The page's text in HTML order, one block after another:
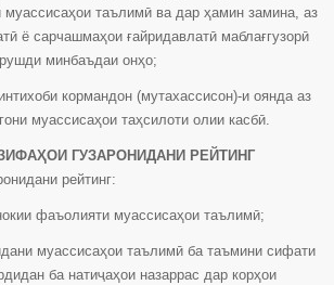
таълимӣ ва дар ҳамин замина, аз
ё сарчашмаҳои ғайридавлатӣ маблағгузорӣ
минбаъдаи онҳо;
кормандон (мутахассисон)-и оянда аз
муассисаҳои таҳсилоти олии касбӣ.
ГУЗАРОНИДАНИ РЕЙТИНГ
рейтинг:
фаъолияти муассисаҳои таълимӣ;
муассисаҳои таълимӣ ба таъмини сифати
ба натиҷаҳои назаррас дар корҳои